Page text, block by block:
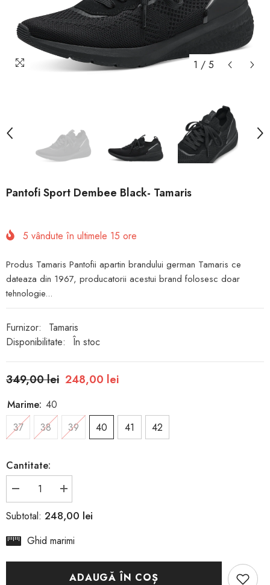
1 / 5
Pantofi Sport Dembee Black- Tamaris
5 vândute în ultimele 15 ore
Produs Tamaris Pantofii apartin brandului german Tamaris ce
dateaza din 1967, producatorii acestui brand folosesc doar
tehnologie...
Furnizor:
Tamaris
Disponibilitate:
În stoc
349,00 lei 248,00 lei
Marime: 40
37
38 39 40 41 42
Cantitate:
Reduceți
cantitatea
pentru
Pantofi
Dembee
Black-
Creșteți
cantitatea
pentru
Pantofi
Dembee
Subtotal: 248,00 lei
Ghid marimi
ADAUGĂ ÎN COȘ